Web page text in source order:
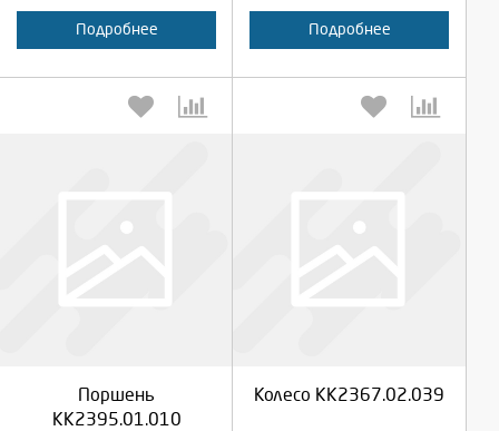
Подробнее Подробнее
Поршень
КК2395.01.010
Отмена
Колесо КК2367.02.039